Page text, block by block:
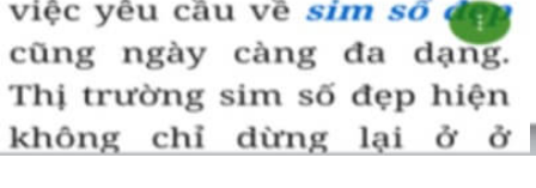
Chọn mua sim số đẹp thường mất nhiều thời gian ở khoản lựa số,
một số phải vừa đẹp, vừa tốt về phong thủy thì mới là sim hoàn
hảo. Vậy phải làm sao?
- Cách nhanh nhất để chọn mua được Sim Tứ Quý 2 là bạn vào
trang chủ của Sim Tiền Giang, chọn mục “
Sim giảm giá
“ ở ngay đầu
trang chủ. Đây là danh sách sim được đại lý giảm giá vì một số lý